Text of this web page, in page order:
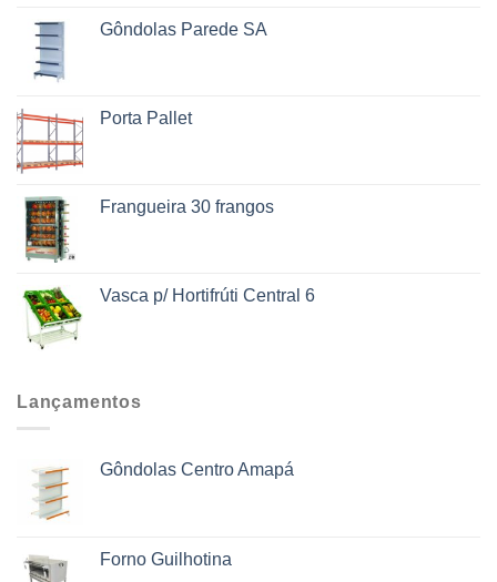
Gôndolas Parede SA
Porta Pallet
Frangueira 30 frangos
Vasca p/ Hortifrúti Central 6
Lançamentos
Gôndolas Centro Amapá
Forno Guilhotina